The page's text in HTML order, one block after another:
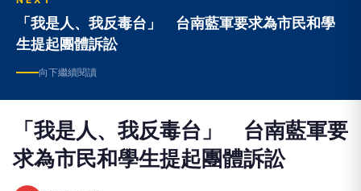
「我是人、我反毒台」 台南藍軍要求為市民和學
生提起團體訴訟
向下繼續閱讀
「我是人、我反毒台」 台南藍軍要
求為市民和學生提起團體訴訟